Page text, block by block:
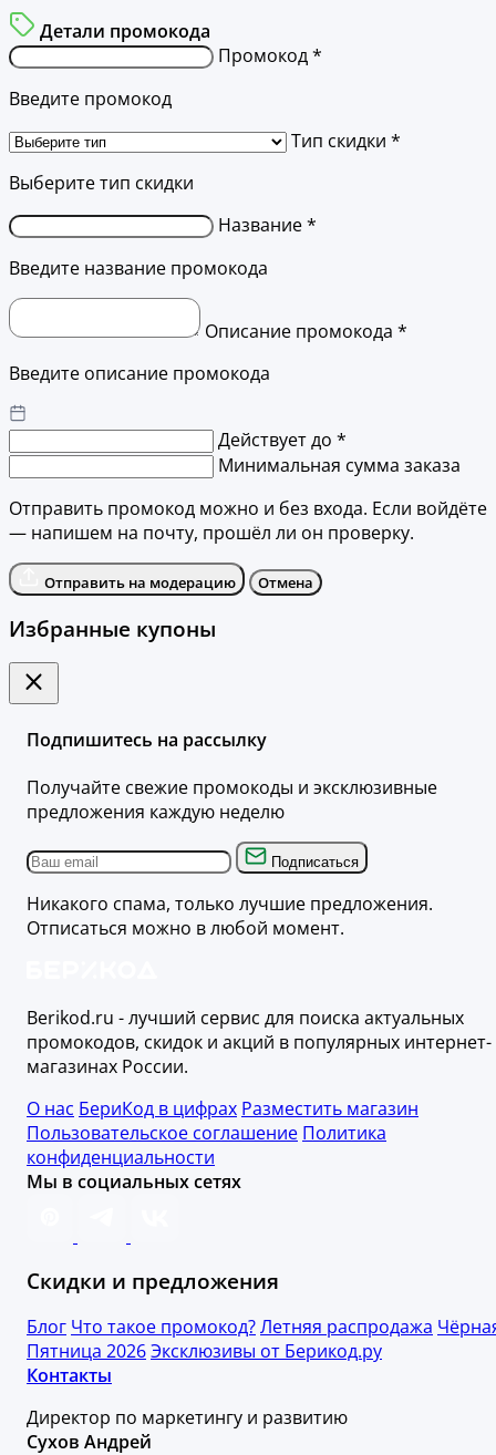
Детали промокода
Промокод *
Введите промокод
Тип скидки *
Выберите тип скидки
Название *
Введите название промокода
Описание промокода *
Введите описание промокода
Действует до *
Минимальная сумма заказа
Отправить промокод можно и без входа. Если войдёте
— напишем на почту, прошёл ли он проверку.
Отправить на модерацию Отмена
Избранные купоны
Подпишитесь на рассылку
Получайте свежие промокоды и эксклюзивные
предложения каждую неделю
Подписаться
Никакого спама, только лучшие предложения.
Отписаться можно в любой момент.
Berikod.ru - лучший сервис для поиска актуальных
промокодов, скидок и акций в популярных интернет-
магазинах России.
О нас БериКод в цифрах Разместить магазин
Пользовательское соглашение Политика
конфиденциальности
Мы в социальных сетях
Скидки и предложения
Блог Что такое промокод?Летняя распродажа
Пятница 2026Эксклюзивы от Берикод.ру
Контакты
Директор по маркетингу и развитию
Сухов Андрей